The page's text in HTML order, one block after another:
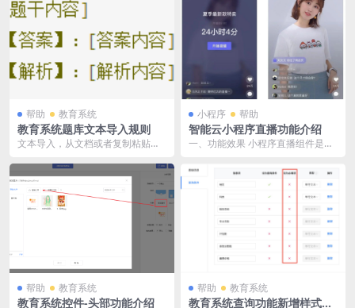
帮助 教育系统
教育系统题库文本导入规则
文本导入，从文档或者复制粘贴的
把题目快捷批量导入题...
小程序 帮助
智能云小程序直播功能介绍
一、功能效果 小程序直播组件是微
具，可以帮助商家快速...
帮助 教育系统
教育系统控件-头部功能介绍
帮助 教育系统
教育系统查询功能新增样式和